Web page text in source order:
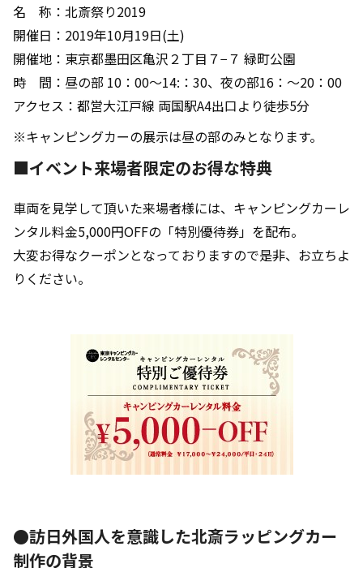
名 称：北斎祭り2019
開催日：2019年10月19日(土)
開催地：東京都墨田区亀沢２丁目７−７ 緑町公園
時 間：昼の部 10：00～14:：30、夜の部16：～20：00
アクセス：都営大江戸線 両国駅A4出口より徒歩5分
※キャンピングカーの展示は昼の部のみとなります。
■イベント来場者限定のお得な特典
車両を見学して頂いた来場者様には、キャンピングカーレ
ンタル料金5,000円OFFの「特別優待券」を配布。
大変お得なクーポンとなっておりますので是非、お立ちよ
りください。
●訪日外国人を意識した北斎ラッピングカー
制作の背景